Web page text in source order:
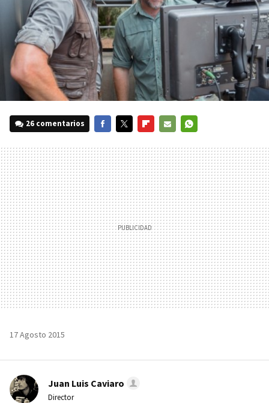
26 comentarios
MAIL
17 Agosto 2015
Juan Luis Caviaro
Director